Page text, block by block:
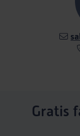
Gratis